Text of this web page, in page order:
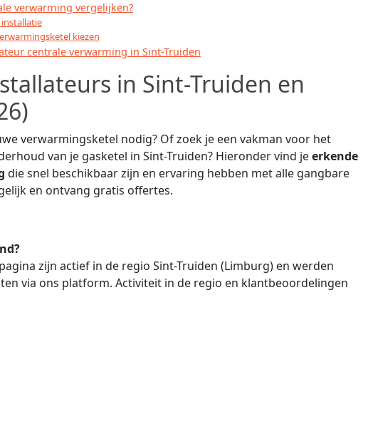
verwarming vergelijken?
kiezen
centrale verwarming in Sint-Truiden
in Sint-Truiden en
verwarmingsketel nodig? Of zoek je een vakman voor het
van je gasketel in Sint-Truiden? Hieronder vind jeerkende
die snel beschikbaar zijn en ervaring hebben met alle gangbare
en ontvang gratis offertes.
zijn actief in de regio Sint-Truiden (Limburg) en werden
via ons platform. Activiteit in de regio en klantbeoordelingen